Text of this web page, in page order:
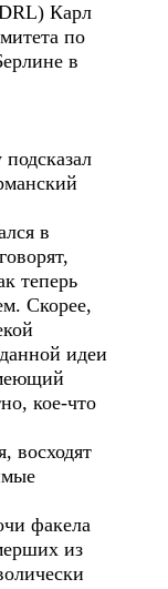
Карл
по
в
в
теперь
Скорее,
идеи
кое-что
восходят
факела
из